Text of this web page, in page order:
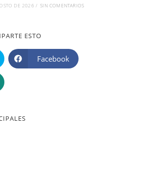
DE 2026 / SIN COMENTARIOS
ESTO
Facebook